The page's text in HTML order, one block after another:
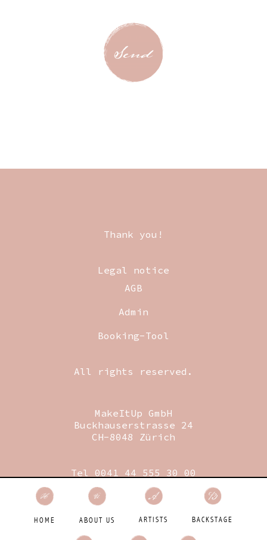
HOME ABOUT US ARTISTS BACKSTAGE
Thank you!
Legal notice
AGB
Admin
Booking-Tool
All rights reserved.
MakeItUp GmbH
Buckhauserstrasse 24
CH-8048 Zürich
Tel 0041 44 555 30 00
Fax 0041 44 555 30 09
Mail booking@makeitup.ch
Designed by Birdie GmbH